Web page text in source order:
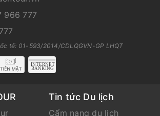
966 777
tế: 01-593/2014/CDLQGVN-GP LHQT
Tin tức Du lịch
Cẩm nang du lịch